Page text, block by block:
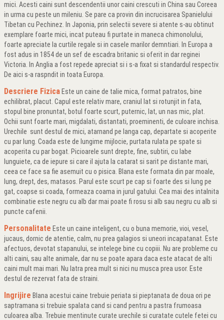
mici. Acesti caini sunt descendentii unor caini crescuti in China sau Coreea
in urma cu peste un mileniu. Se pare ca provin din incrucisarea Spanielului
Tibetan cu Pechinez. In Japonia, prin selectii severe si atente s-au obtinut
exemplare foarte mici, incat puteau fi purtate in maneca chimonolului,
foarte apreciate la curtile regale si in casele marilor demntiari. In Europa a
fost adus in 1854 de un sef de escadra britanic si oferit in dar reginei
Victoria. In Anglia a fost repede apreciat si i s-a fixat si standardul respectiv.
De aici s-a raspndit in toata Europa.
Descriere Fizica Este un caine de talie mica, format patratos, bine
echilibrat, placut. Capul este relativ mare, craniul lat si rotunjit in fata,
stopul bine pronuntat, botul foarte scurt, puternic, lat, un nas mic, plat.
Ochii sunt foarte mari, migdalati, distantati, proeminenti, de culoare inchisa.
Urechile sunt destul de mici, atarnand pe langa cap, departate si acoperite
cu par lung. Coada este de lungime mijlocie, purtata rulata pe spate si
acoperita cu par bogat. Picioarele sunt drepte, fine, subtiri, cu labe
lunguiete, ca de iepure si care il ajuta la catarat si sarit pe distante mari,
ceea ce face sa fie asemuit cu o pisica. Blana este formata din par moale,
lung, drept, des, matasos. Parul este scurt pe cap si foarte des si lung pe
gat, coapse si coada, formeaza coama in jurul gatului. Cea mai des intalnita
combinatie este negru cu alb dar mai poate fi rosu si alb sau negru cu alb si
puncte cafenii.
Personalitate Este un caine inteligent, cu o buna memorie, vioi, vesel,
jucaus, dornic de atentie, calm, nu prea galagios si uneori incapatanat. Este
afectuos, devotat stapanului, se intelege bine cu copiii. Nu are probleme cu
alti caini, sau alte animale, dar nu se poate apara daca este atacat de alti
caini mult mai mari. Nu latra prea mult si nici nu musca prea usor. Este
destul de rezervat fata de straini.
Ingrijire Blana acestui caine trebuie periata si pieptanata de doua ori pe
saptramana si trebuie spalata cand si cand pentru a pastra frumoasa
culoarea alba. Trebuie mentinute curate urechile si curatate cutele fetei cu